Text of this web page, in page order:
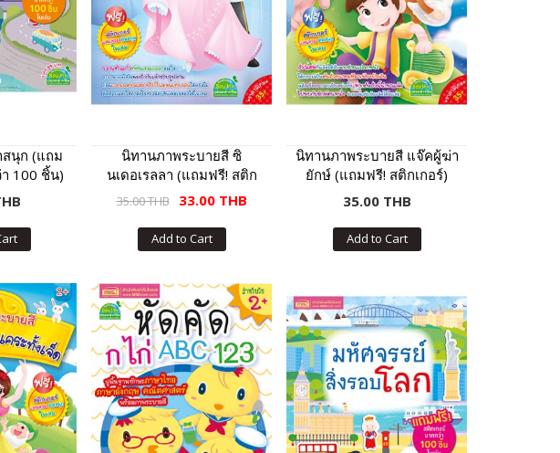
นุก (แถม
100 ชิ้น)
นิทานภาพระบายสี ซิ
นเดอเรลลา (แถมฟรี! สติก
เกอร์)
35.00 THB 33.00 THB
Add to Cart
นิทานภาพระบายสี แจ๊คผู้ฆ่า
ยักษ์ (แถมฟรี! สติกเกอร์)
35.00 THB
Add to Cart